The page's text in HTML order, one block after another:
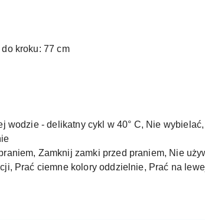
do kroku: 77 cm
wodzie - delikatny cykl w 40° C, Nie
Zamknij zamki przed praniem, Nie
Prać ciemne kolory oddzielnie, Prać na